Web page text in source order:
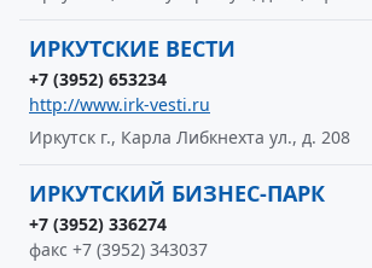
ИРКУТСКИЕ ВЕСТИ
+7 (3952) 653234
http://www.irk-vesti.ru
Иркутск г., Карла Либкнехта ул., д. 208
ИРКУТСКИЙ БИЗНЕС-ПАРК
+7 (3952) 336274
факс +7 (3952) 343037